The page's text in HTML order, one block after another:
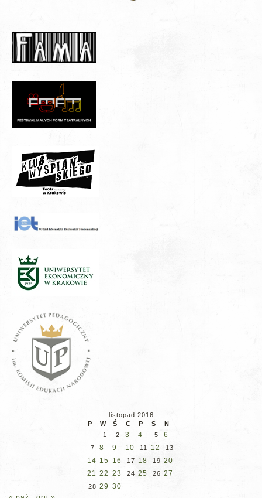
listopad 2016
P
W Ś C P S
N
1
2 3 4 5 6
7 8 9 10 11 12 13
14 15 16 17 18 19 20
21 22 23 24 25 26 27
28 29 30